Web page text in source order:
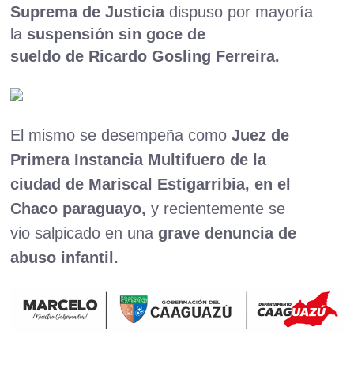
Suprema de Justicia dispuso por mayoría
la suspensión sin goce de
sueldo de Ricardo Gosling Ferreira.
El mismo se desempeña comoJuez de
Primera Instancia Multifuero de la
ciudad de Mariscal Estigarribia, en el
Chaco paraguayo,y recientemente se
vio salpicado en unagrave denuncia de
abuso infantil.